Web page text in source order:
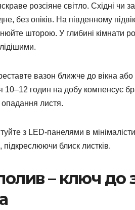
розсіяне світло. Східні чи
без опіків. На південному
шторою. У глибині кімнати
вазон ближче до вікна
10–12 годин на добу компенсує
опадання листя.
з LED-панелями в
блиск листків.
– ключ до